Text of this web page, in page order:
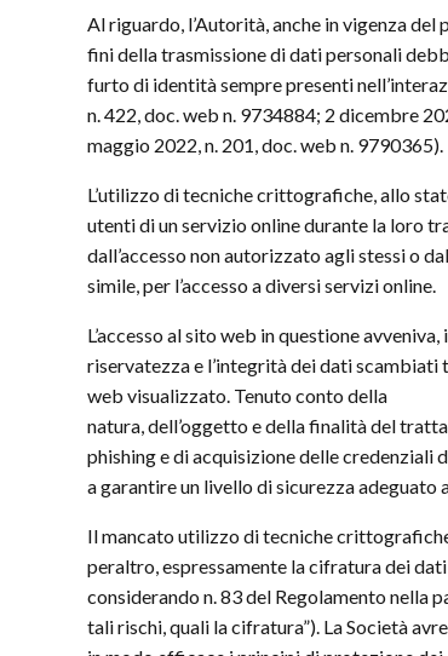
Al riguardo, l’Autorità, anche in vigenza
fini della trasmissione di dati personali
furto di identità sempre presenti
n. 422, doc. web n. 9734884; 2 dicembre
maggio 2022, n. 201, doc. web n. 9790365).
L’utilizzo di tecniche crittografiche, allo
utenti di un servizio online durante la loro
dall’accesso non autorizzato agli stessi o
simile, per l’accesso a diversi servizi online.
L’accesso al sito web in questione
riservatezza e l’integrità dei dati scambiati
web visualizzato. Tenuto conto della
natura, dell’oggetto e della finalità del
phishing e di acquisizione delle credenziali
a garantire un livello di sicurezza
Il mancato utilizzo di tecniche crittografiche
peraltro, espressamente la cifratura dei
considerando n. 83 del Regolamento
tali rischi, quali la cifratura”). La Società